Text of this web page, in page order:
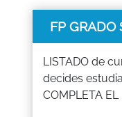
FP GRADO
LISTADO de
decides
COMPLETA